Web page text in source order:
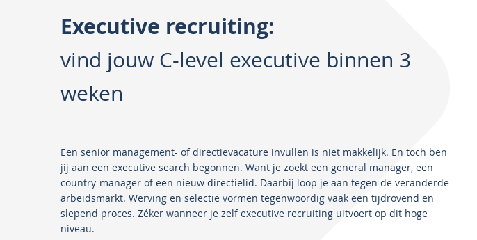
Executive recruiting:
vind jouw C-level executive binnen 3
weken
Een senior management- of directievacature invullen is niet makkelijk. En toch ben
jij aan een executive search begonnen. Want je zoekt een general manager, een
country-manager of een nieuw directielid. Daarbij loop je aan tegen de veranderde
arbeidsmarkt. Werving en selectie vormen tegenwoordig vaak een tijdrovend en
slepend proces. Zéker wanneer je zelf executive recruiting uitvoert op dit hoge
niveau.